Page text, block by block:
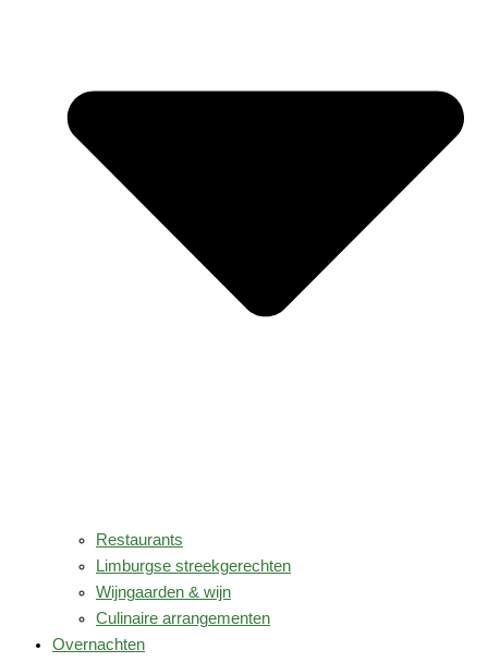
Restaurants
Limburgse streekgerechten
Wijngaarden & wijn
Culinaire arrangementen
Overnachten